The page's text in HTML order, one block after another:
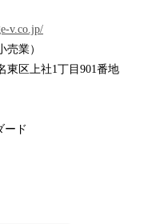
v.co.jp/
売業）
東区上社1丁目901番地
ード